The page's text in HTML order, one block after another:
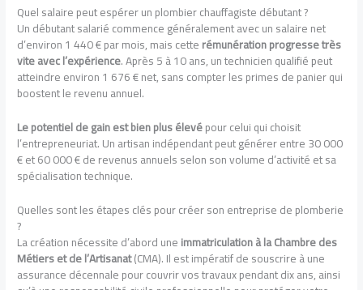
Quel salaire peut espérer un plombier chauffagiste débutant ?
Un débutant salarié commence généralement avec un salaire net
d’environ 1 440 € par mois, mais cetterémunération progresse très
vite avec l’expérience. Après 5 à 10 ans, un technicien qualifié peut
atteindre environ 1 676 € net, sans compter les primes de panier qui
boostent le revenu annuel.
Le potentiel de gain est bien plus élevépour celui qui choisit
l’entrepreneuriat. Un artisan indépendant peut générer entre 30 000
€ et 60 000 € de revenus annuels selon son volume d’activité et sa
spécialisation technique.
Quelles sont les étapes clés pour créer son entreprise de plomberie
?
La création nécessite d’abord uneimmatriculation à la Chambre des
Métiers et de l’Artisanat(CMA). Il est impératif de souscrire à une
assurance décennale pour couvrir vos travaux pendant dix ans, ainsi